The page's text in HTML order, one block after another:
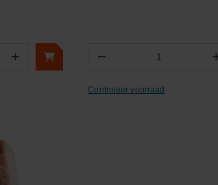
+ −
Controleer voorraad